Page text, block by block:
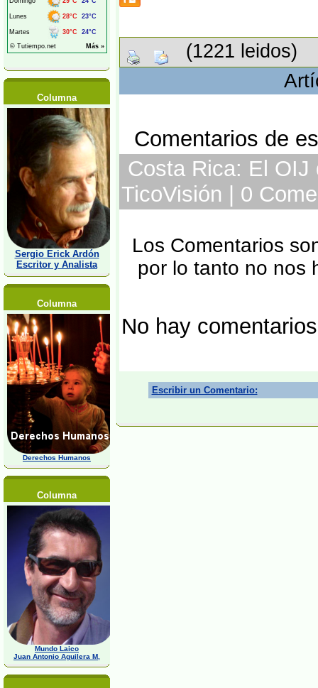
Columna
Sergio Erick Ardón
Escritor y Analista
Columna
Derechos Humanos
Columna
Mundo Laico
Juan Antonio Aguilera M,
(1221 leidos)
Comentarios de
Costa Rica: El OIJ
TicoVisión | 0
Los Comentarios
por lo tanto no nos
No hay
Escribir un Comentario: